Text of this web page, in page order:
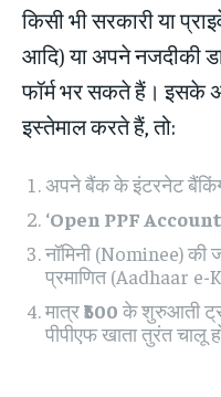
किसी भी सरकारी या
आदि) या अपने नजदीकी
फॉर्म भर सकते हैं। इसके
इस्तेमाल करते हैं, तो:
अपने बैंक के इंटरनेट बैंकिंग
‘Open PPF
नॉमिनी (Nominee) की
प्रमाणित (Aadhaar e-
मात्र₹500 के शुरुआती
पीपीएफ खाता तुरंत चालू